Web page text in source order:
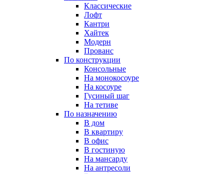
Классические
Лофт
Кантри
Хайтек
Модерн
Прованс
По конструкции
Консольные
На монокосоуре
На косоуре
Гусиный шаг
На тетиве
По назначению
В дом
В квартиру
В офис
В гостиную
На мансарду
На антресоли